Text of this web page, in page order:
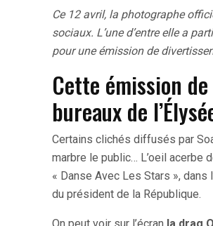
Ce 12 avril, la photographe
sociaux. L’une d’entre elle a
pour une émission de
Cette émission
bureaux de
Certains clichés diffusés par
marbre le public… L’oeil acerbe
« Danse Avec Les Stars »,
du président de la République.